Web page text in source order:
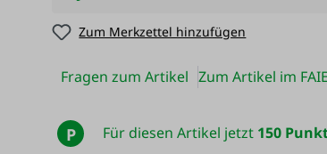
Zum Merkzettel hinzufügen
Fragen zum Artikel Zum Artikel im
P Für diesen Artikel jetzt 150